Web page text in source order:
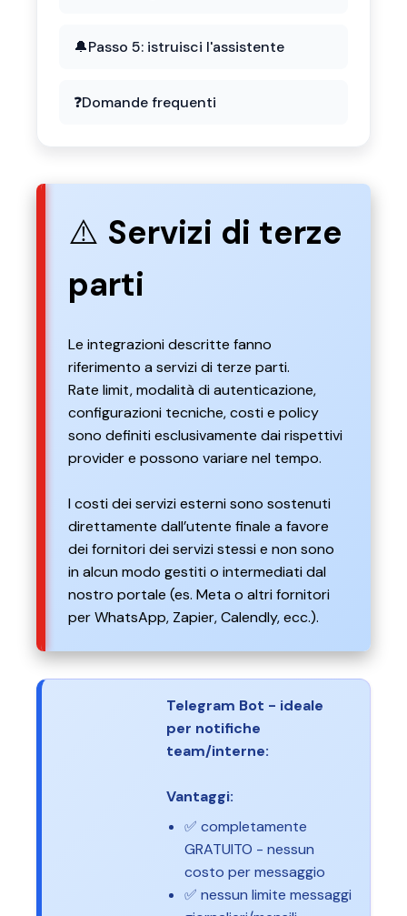
🔔Passo 5: istruisci l'assistente
❓Domande frequenti
⚠️ Servizi di terze
parti
Le integrazioni descritte fanno
riferimento a servizi di terze parti.
Rate limit, modalità di autenticazione,
configurazioni tecniche, costi e policy
sono definiti esclusivamente dai rispettivi
provider e possono variare nel tempo.
I costi dei servizi esterni sono sostenuti
direttamente dall’utente finale a favore
dei fornitori dei servizi stessi e non sono
in alcun modo gestiti o intermediati dal
nostro portale (es. Meta o altri fornitori
per WhatsApp, Zapier, Calendly, ecc.).
Telegram Bot - ideale
per notifiche
team/interne:
Vantaggi:
✅ completamente
GRATUITO - nessun
costo per messaggio
✅ nessun limite messaggi